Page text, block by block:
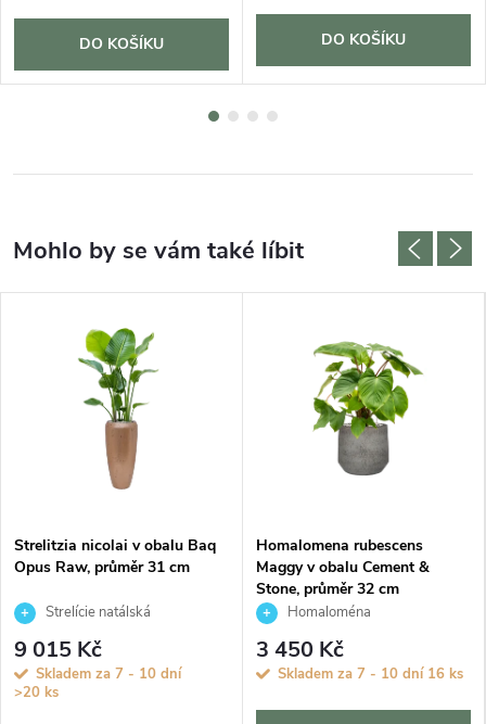
DO KOŠÍKU DO KOŠÍKU
Strelitzia nicolai v obalu Baq
Opus Raw, průměr 31 cm
Strelície natálská
9 015 Kč
Skladem za 7 - 10 dní
>20 ks
Homalomena rubescens
Maggy v obalu Cement &
Stone, průměr 32 cm
Homaloména
3 450 Kč
Skladem za 7 - 10 dní 16 ks